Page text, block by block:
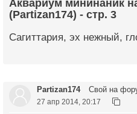
Аквариум мининаник на земле 15 литров
(Partizan174) - стр. 3
Сагиттария, эх нежный,
Partizan174 Свой на
27 апр 2014, 20:17